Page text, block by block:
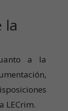
la
a la
LECrim.